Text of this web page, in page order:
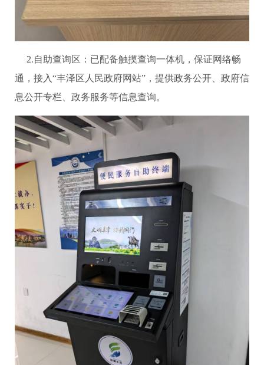
2.自助查询区：已配备触摸查询一体机，保证网络畅
通，接入“丰泽区人民政府网站”，提供政务公开、政府信
息公开专栏、政务服务等信息查询。